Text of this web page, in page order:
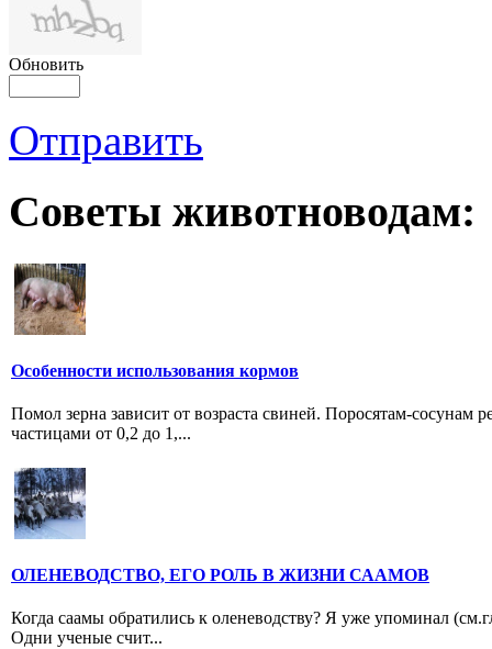
Обновить
Отправить
Советы животноводам:
Особенности использования кормов
Помол зерна зависит от возраста свиней. Поросятам-сосунам
частицами от 0,2 до 1,...
ОЛЕНЕВОДСТВО, ЕГО РОЛЬ В ЖИЗНИ СААМОВ
Когда саамы обратились к оленеводству? Я уже упоминал
Одни ученые счит...